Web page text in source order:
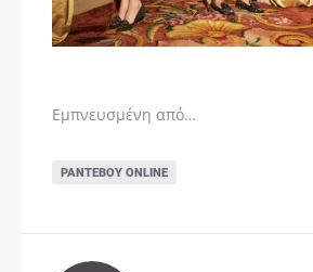
Εμπνευσμένη από…
ΡΑΝΤΕΒΟΎ ONLINE